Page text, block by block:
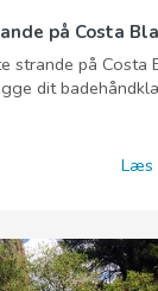
på Costa
strande på Costa
dit
Læs